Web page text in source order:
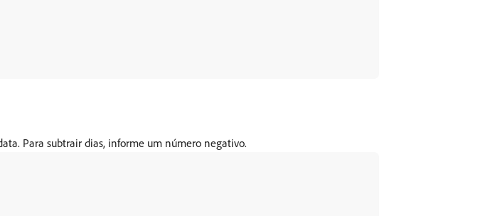
Para subtrair dias, informe um número negativo.